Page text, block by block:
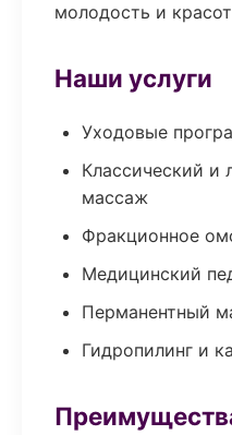
молодость и
Наши услуги
Уходовые
Классический
массаж
Фракционное
Медицинский
Перманентный
Гидропилинг и